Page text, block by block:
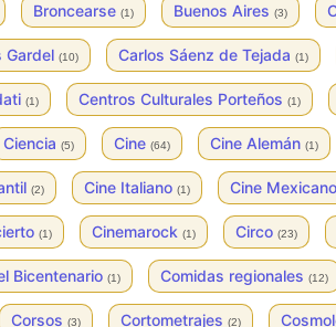
Broncearse (1) Buenos Aires (3)
Gardel (10) Carlos Sáenz de Tejada (1)
(1) Centros Culturales Porteños (1)
Ciencia (5) Cine (64) Cine Alemán (1)
(2) Cine Italiano (1) Cine Mexicano
(1) Cinemarock (1) Circo (23)
Bicentenario (1) Comidas regionales (12)
Corsos (3) Cortometrajes (2)